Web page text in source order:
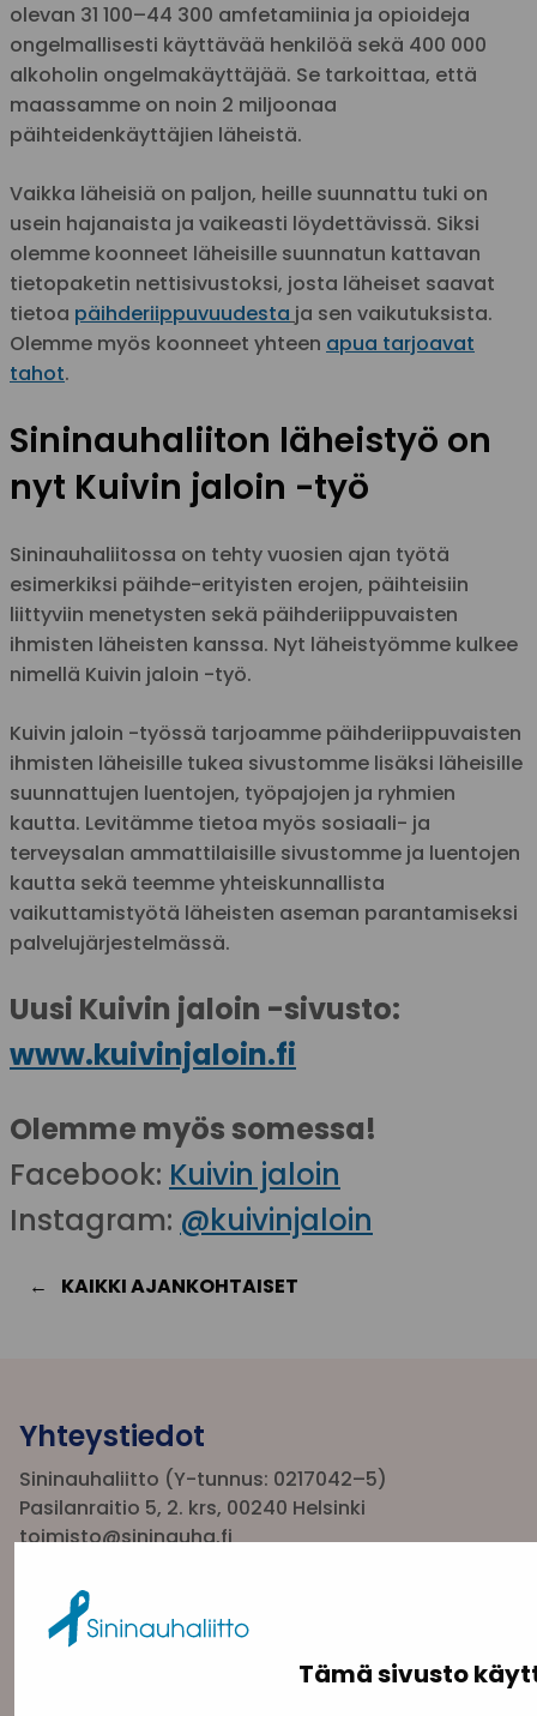
Tämä sivusto
olevan 31 100–44 300 amfetamiinia ja opioideja
ongelmallisesti käyttävää henkilöä sekä 400 000
alkoholin ongelmakäyttäjää. Se tarkoittaa, että
maassamme on noin 2 miljoonaa
päihteidenkäyttäjien läheistä.
Vaikka läheisiä on paljon, heille suunnattu tuki on
usein hajanaista ja vaikeasti löydettävissä. Siksi
olemme koonneet läheisille suunnatun kattavan
tietopaketin nettisivustoksi, josta läheiset saavat
tietoa päihderiippuvuudesta ja sen vaikutuksista.
Olemme myös koonneet yhteen apua tarjoavat
tahot.
Sininauhaliiton läheistyö on
nyt Kuivin jaloin -työ
Sininauhaliitossa on tehty vuosien ajan työtä
esimerkiksi päihde-erityisten erojen, päihteisiin
liittyviin menetysten sekä päihderiippuvaisten
ihmisten läheisten kanssa. Nyt läheistyömme kulkee
nimellä Kuivin jaloin -työ.
Kuivin jaloin -työssä tarjoamme päihderiippuvaisten
ihmisten läheisille tukea sivustomme lisäksi läheisille
suunnattujen luentojen, työpajojen ja ryhmien
kautta. Levitämme tietoa myös sosiaali- ja
terveysalan ammattilaisille sivustomme ja luentojen
kautta sekä teemme yhteiskunnallista
vaikuttamistyötä läheisten aseman parantamiseksi
palvelujärjestelmässä.
Uusi Kuivin jaloin -sivusto:
www.kuivinjaloin.fi
Olemme myös somessa!
Facebook: Kuivin jaloin
Instagram: @kuivinjaloin
KAIKKI AJANKOHTAISET
Yhteystiedot
Sininauhaliitto (Y-tunnus: 0217042–5)
Pasilanraitio 5, 2. krs, 00240 Helsinki
toimisto@sininauha.fi